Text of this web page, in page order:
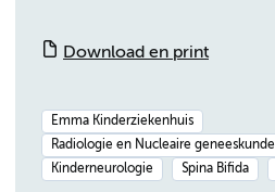
Download en print
Emma Kinderziekenhuis
Radiologie en Nucleaire geneeskunde
Kinderneurologie
Spina Bifida